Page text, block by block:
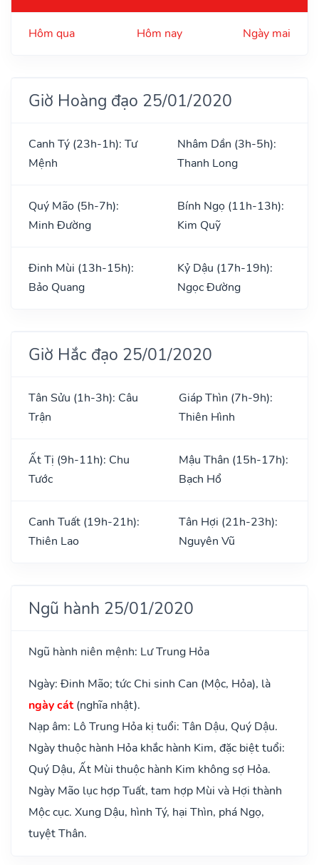
Hôm qua Hôm nay Ngày mai
Giờ Hoàng đạo 25/01/2020
Canh Tý (23h-1h): Tư
Mệnh
Nhâm Dần (3h-5h):
Thanh Long
Quý Mão (5h-7h):
Minh Đường
Bính Ngọ (11h-13h):
Kim Quỹ
Đinh Mùi (13h-15h):
Bảo Quang
Kỷ Dậu (17h-19h):
Ngọc Đường
Giờ Hắc đạo 25/01/2020
Tân Sửu (1h-3h): Câu
Trận
Giáp Thìn (7h-9h):
Thiên Hình
Ất Tị (9h-11h): Chu
Tước
Mậu Thân (15h-17h):
Bạch Hổ
Canh Tuất (19h-21h):
Thiên Lao
Tân Hợi (21h-23h):
Nguyên Vũ
Ngũ hành 25/01/2020
Ngũ hành niên mệnh: Lư Trung Hỏa
Ngày: Đinh Mão; tức Chi sinh Can (Mộc, Hỏa), là
ngày cát(nghĩa nhật).
Nạp âm: Lô Trung Hỏa kị tuổi: Tân Dậu, Quý Dậu.
Ngày thuộc hành Hỏa khắc hành Kim, đặc biệt tuổi:
Quý Dậu, Ất Mùi thuộc hành Kim không sợ Hỏa.
Ngày Mão lục hợp Tuất, tam hợp Mùi và Hợi thành
Mộc cục. Xung Dậu, hình Tý, hại Thìn, phá Ngọ,
tuyệt Thân.